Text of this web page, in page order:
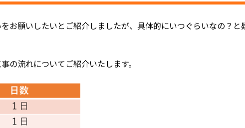
お願いしたいとご紹介しましたが、具体的にいつぐらいなの？と
の流れについてご紹介いたします。